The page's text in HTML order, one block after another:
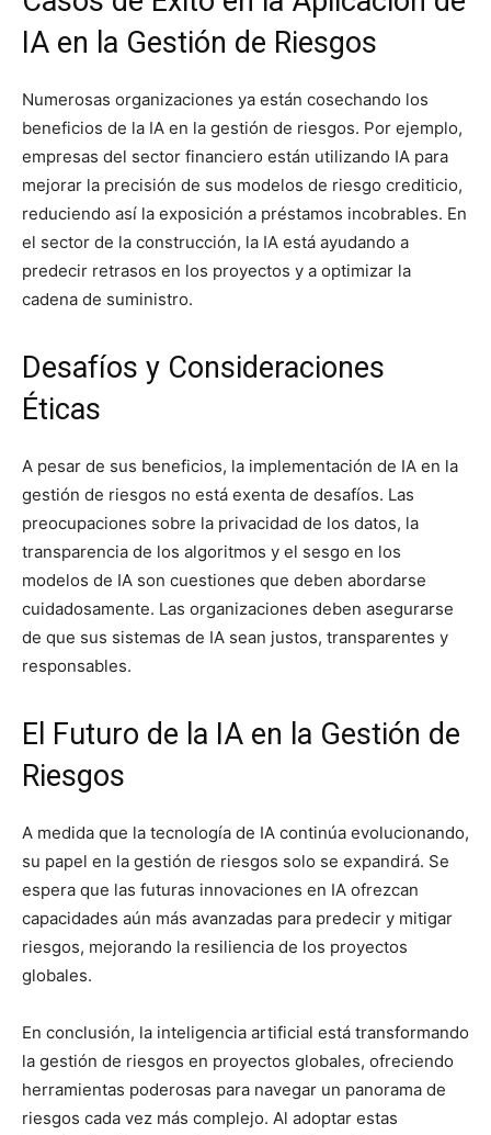
IA en la Gestión de Riesgos
Numerosas organizaciones ya están cosechando los
beneficios de la IA en la gestión de riesgos. Por ejemplo,
empresas del sector financiero están utilizando IA para
mejorar la precisión de sus modelos de riesgo crediticio,
reduciendo así la exposición a préstamos incobrables. En
el sector de la construcción, la IA está ayudando a
predecir retrasos en los proyectos y a optimizar la
cadena de suministro.
Desafíos y Consideraciones
Éticas
A pesar de sus beneficios, la implementación de IA en la
gestión de riesgos no está exenta de desafíos. Las
preocupaciones sobre la privacidad de los datos, la
transparencia de los algoritmos y el sesgo en los
modelos de IA son cuestiones que deben abordarse
cuidadosamente. Las organizaciones deben asegurarse
de que sus sistemas de IA sean justos, transparentes y
responsables.
El Futuro de la IA en la Gestión de
Riesgos
A medida que la tecnología de IA continúa evolucionando,
su papel en la gestión de riesgos solo se expandirá. Se
espera que las futuras innovaciones en IA ofrezcan
capacidades aún más avanzadas para predecir y mitigar
riesgos, mejorando la resiliencia de los proyectos
globales.
En conclusión, la inteligencia artificial está transformando
la gestión de riesgos en proyectos globales, ofreciendo
herramientas poderosas para navegar un panorama de
riesgos cada vez más complejo. Al adoptar estas